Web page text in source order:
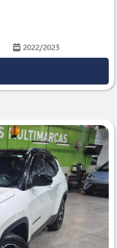
2022/2023